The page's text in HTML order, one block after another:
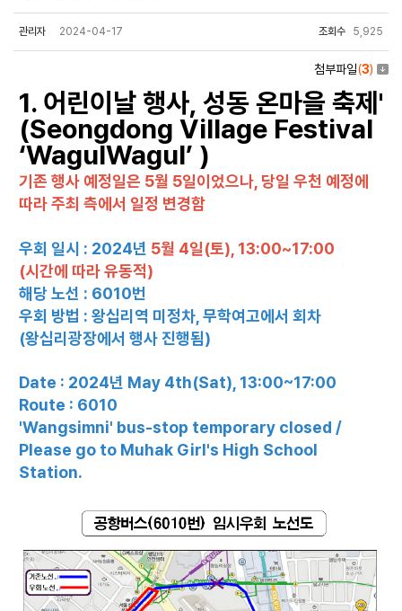
관리자 2024-04-17 조회수 5,925
첨부파일(3)
1. 어린이날 행사, 성동 온마을 축제'
(Seongdong Village Festival
‘WagulWagul’ )
기존 행사 예정일은 5월 5일이었으나, 당일 우천 예정에
따라 주최 측에서 일정 변경함
우회 일시 : 2024년 5월 4일(토), 13:00~17:00
(시간에 따라 유동적)
해당 노선 : 6010번
우회 방법 : 왕십리역 미정차, 무학여고에서 회차
(왕십리광장에서 행사 진행됨)
Date : 2024년 May 4th(Sat), 13:00~17:00
Route : 6010
'Wangsimni' bus-stop temporary closed /
Please go to Muhak Girl's High School
Station.